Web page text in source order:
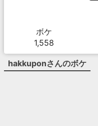
ボケ
1,558
hakkuponさんのボケ